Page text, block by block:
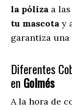
la póliza a
tu mascota y
garantiza una
Diferentes
en Golmés
A la hora de